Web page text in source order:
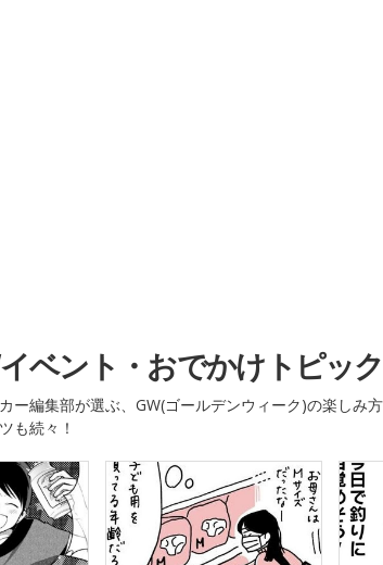
ベント・おでかけトピック
ー編集部が選ぶ、GW(ゴールデンウィーク)の楽しみ
も続々！